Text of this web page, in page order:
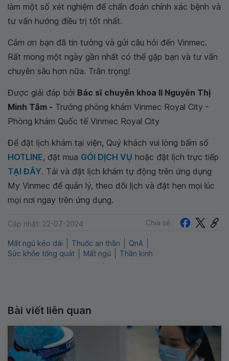
làm một số xét nghiệm để chẩn đoán chính xác bệnh và
tư vấn hướng điều trị tốt nhất.
Cảm ơn bạn đã tin tưởng và gửi câu hỏi đến Vinmec.
Rất mong một ngày gần nhất có thể gặp bạn và tư vấn
chuyên sâu hơn nữa. Trân trọng!
Được giải đáp bởi Bác sĩ chuyên khoa II Nguyễn Thị
Minh Tâm - Trưởng phòng khám Vinmec Royal City -
Phòng khám Quốc tế Vinmec Royal City
Để đặt lịch khám tại viện, Quý khách vui lòng bấm số
HOTLINE, đặt mua GÓI DỊCH VỤ hoặc đặt lịch trực tiếp
TẠI ĐÂY. Tải và đặt lịch khám tự động trên ứng dụng
My Vinmec để quản lý, theo dõi lịch và đặt hẹn mọi lúc
mọi nơi ngay trên ứng dụng.
Cập nhật: 22-07-2024 Chia sẻ
Mất ngủ kéo dài Thuốc an thần
QnA
Sức khỏe tổng quát
Mất ngủ Thần kinh
Bài viết liên quan